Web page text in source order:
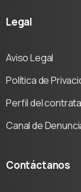
Legal
Aviso Legal
Política de
Perfil del
Canal de
Contáctanos